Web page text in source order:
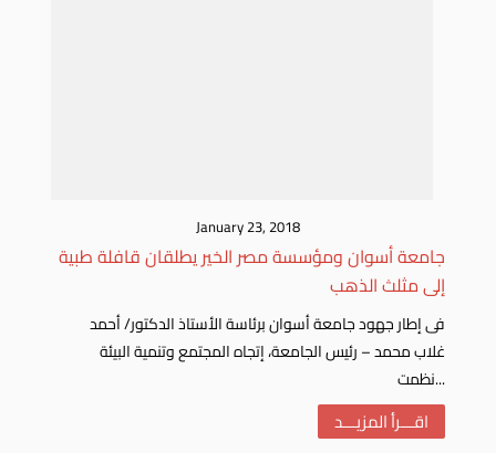
January 23, 2018
جامعة أسوان ومؤسسة مصر الخير يطلقان قافلة طبية
إلى مثلث الذهب
غلاب محمد – رئيس الجامعة، إتجاه المجتمع وتنمية البيئة
نظمت...
اقـــرأ المزيـــد